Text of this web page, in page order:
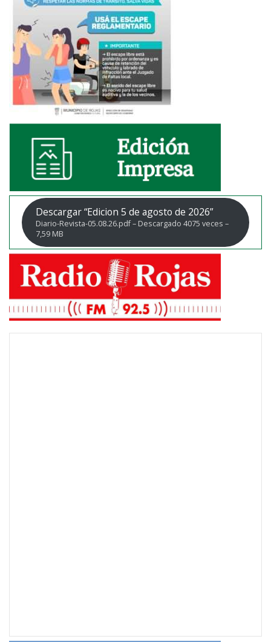
Descargar “Edicion 5 de agosto de 2026”
Diario-Revista-05.08.26.pdf – Descargado 4075 veces –
7,59 MB